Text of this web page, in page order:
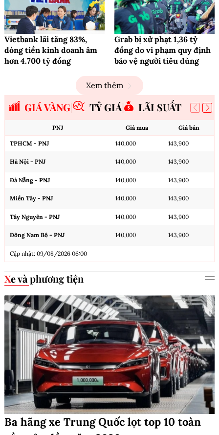
Vietbank lãi tăng 83%,
dòng tiền kinh doanh âm
hơn 4.700 tỷ đồng
Grab bị xử phạt 1,36 tỷ
đồng do vi phạm quy định
bảo vệ người tiêu dùng
Xem thêm
GIÁ VÀNG TỶ GIÁ LÃI SUẤT
PNJ Giá mua Giá bán
TPHCM - PNJ 140,000 143,900
Hà Nội - PNJ 140,000 143,900
Đà Nẵng - PNJ 140,000 143,900
Miền Tây - PNJ 140,000 143,900
Tây Nguyên - PNJ 140,000 143,900
Đông Nam Bộ - PNJ 140,000 143,900
Cập nhật: 09/08/2026 06:00
Xe và phương tiện
Ba hãng xe Trung Quốc lọt top 10 toàn